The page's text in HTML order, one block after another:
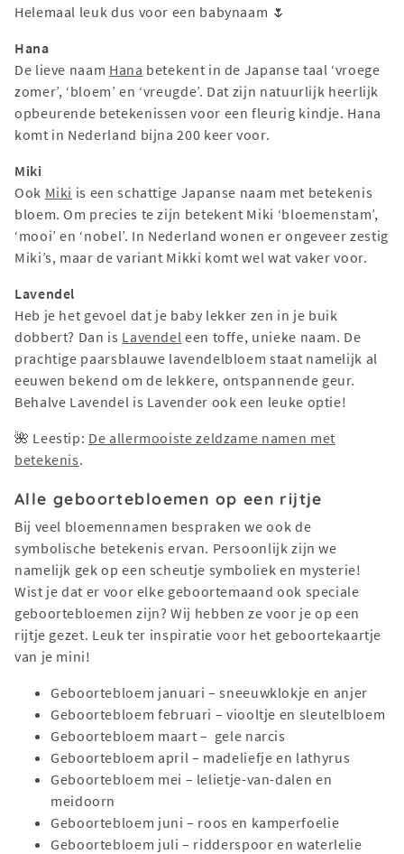
Helemaal leuk dus voor een babynaam 🌷
Hana
De lieve naam Hana betekent in de Japanse taal ‘vroege
zomer’, ‘bloem’ en ‘vreugde’. Dat zijn natuurlijk heerlijk
opbeurende betekenissen voor een fleurig kindje. Hana
komt in Nederland bijna 200 keer voor.
Miki
Ook Miki is een schattige Japanse naam met betekenis
bloem. Om precies te zijn betekent Miki ‘bloemenstam’,
‘mooi’ en ‘nobel’. In Nederland wonen er ongeveer zestig
Miki’s, maar de variant Mikki komt wel wat vaker voor.
Lavendel
Heb je het gevoel dat je baby lekker zen in je buik
dobbert? Dan is Lavendel een toffe, unieke naam. De
prachtige paarsblauwe lavendelbloem staat namelijk al
eeuwen bekend om de lekkere, ontspannende geur.
Behalve Lavendel is Lavender ook een leuke optie!
🌺 Leestip: De allermooiste zeldzame namen met
betekenis.
Alle geboortebloemen op een rijtje
Bij veel bloemennamen bespraken we ook de
symbolische betekenis ervan. Persoonlijk zijn we
namelijk gek op een scheutje symboliek en mysterie!
Wist je dat er voor elke geboortemaand ook speciale
geboortebloemen zijn? Wij hebben ze voor je op een
rijtje gezet. Leuk ter inspiratie voor het geboortekaartje
van je mini!
Geboortebloem januari – sneeuwklokje en anjer
Geboortebloem februari – viooltje en sleutelbloem
Geboortebloem maart – gele narcis
Geboortebloem april – madeliefje en lathyrus
Geboortebloem mei – lelietje-van-dalen en
meidoorn
Geboortebloem juni – roos en kamperfoelie
Geboortebloem juli – ridderspoor en waterlelie